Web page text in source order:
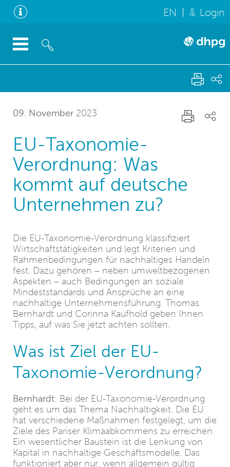
EN Login
09. November 2023
EU-Taxonomie-
Verordnung: Was
kommt auf deutsche
Unternehmen zu?
Die EU-Taxonomie-Verordnung klassifiziert
Wirtschaftstätigkeiten und legt Kriterien und
Rahmenbedingungen für nachhaltiges Handeln
fest. Dazu gehören – neben umweltbezogenen
Aspekten – auch Bedingungen an soziale
Mindeststandards und Ansprüche an eine
nachhaltige Unternehmensführung. Thomas
Bernhardt und Corinna Kaufhold geben Ihnen
Tipps, auf was Sie jetzt achten sollten.
Was ist Ziel der EU-
Taxonomie-Verordnung?
Bernhardt: Bei der EU-Taxonomie-Verordnung
geht es um das Thema Nachhaltigkeit. Die EU
hat verschiedene Maßnahmen festgelegt, um die
Ziele des Pariser Klimaabkommens zu erreichen.
Ein wesentlicher Baustein ist die Lenkung von
Kapital in nachhaltige Geschäftsmodelle. Das
funktioniert aber nur, wenn allgemein gültig